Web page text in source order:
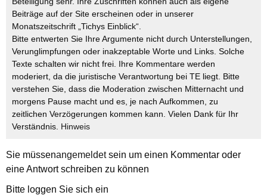
Beiträge auf der Site erscheinen oder in unserer
Monatszeitschrift „Tichys Einblick“.
Bitte entwerten Sie Ihre Argumente nicht durch Unterstellungen,
Verunglimpfungen oder inakzeptable Worte und Links. Solche
Texte schalten wir nicht frei. Ihre Kommentare werden
moderiert, da die juristische Verantwortung bei TE liegt. Bitte
verstehen Sie, dass die Moderation zwischen Mitternacht und
morgens Pause macht und es, je nach Aufkommen, zu
zeitlichen Verzögerungen kommen kann. Vielen Dank für Ihr
Verständnis. Hinweis
Sie müssenangemeldetsein um einen Kommentar oder
eine Antwort schreiben zu können
Bitte loggen Sie sich ein